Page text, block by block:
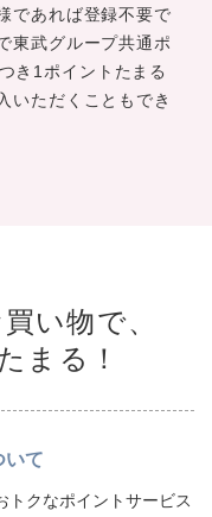
であれば登録不要で
東武グループ共通ポ
き1ポイントたまる
いただくこともでき
い物で、
まる！
いて
トクなポイントサービス